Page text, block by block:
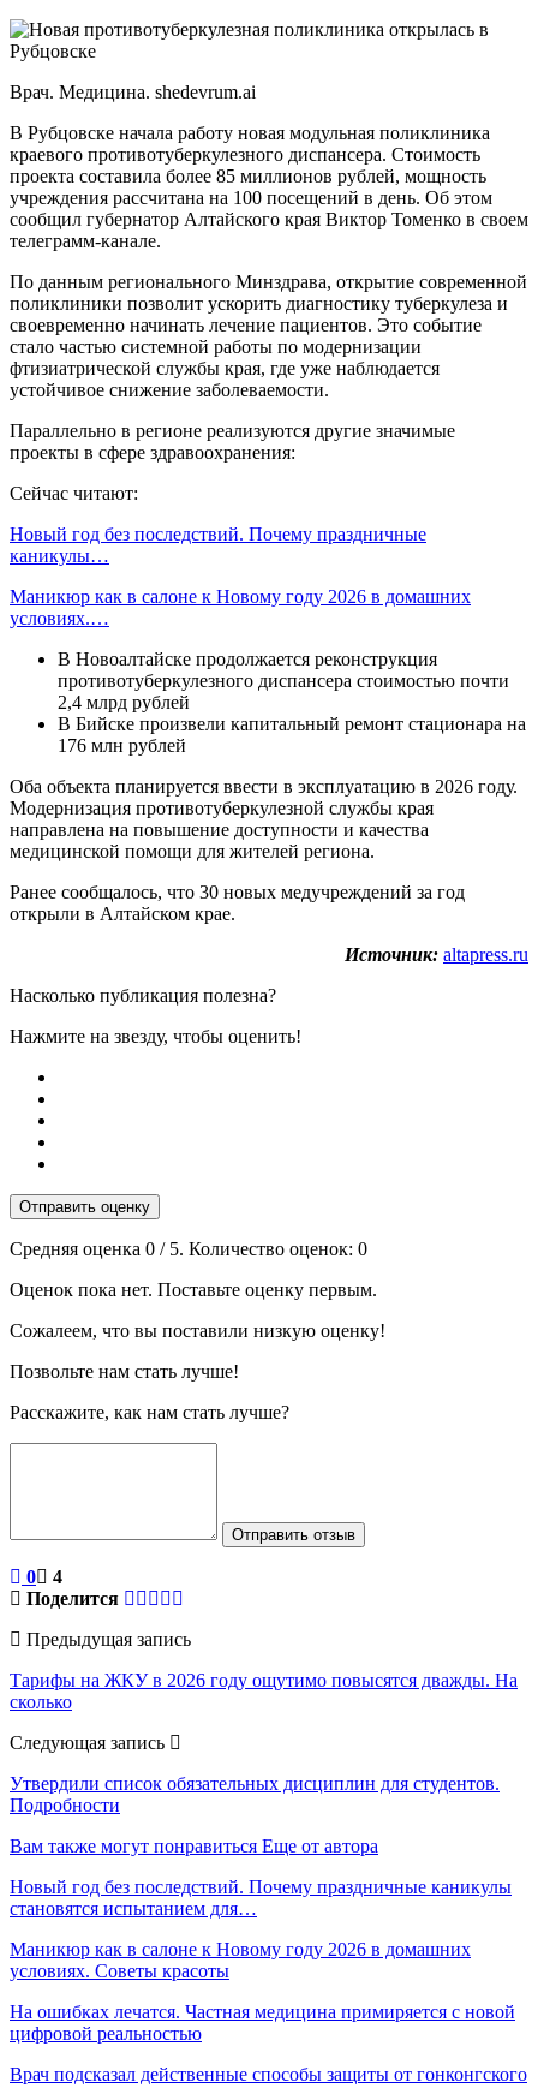
Врач. Медицина. shedevrum.ai
В Рубцовске начала работу новая модульная поликлиника
краевого противотуберкулезного диспансера. Стоимость
проекта составила более 85 миллионов рублей, мощность
учреждения рассчитана на 100 посещений в день. Об этом
сообщил губернатор Алтайского края Виктор Томенко в своем
телеграмм-канале.
По данным регионального Минздрава, открытие современной
поликлиники позволит ускорить диагностику туберкулеза и
своевременно начинать лечение пациентов. Это событие
стало частью системной работы по модернизации
фтизиатрической службы края, где уже наблюдается
устойчивое снижение заболеваемости.
Параллельно в регионе реализуются другие значимые
проекты в сфере здравоохранения:
Сейчас читают:
Новый год без последствий. Почему праздничные
каникулы…
Маникюр как в салоне к Новому году 2026 в домашних
условиях.…
В Новоалтайске продолжается реконструкция
противотуберкулезного диспансера стоимостью почти
2,4 млрд рублей
В Бийске произвели капитальный ремонт стационара на
176 млн рублей
Оба объекта планируется ввести в эксплуатацию в 2026 году.
Модернизация противотуберкулезной службы края
направлена на повышение доступности и качества
медицинской помощи для жителей региона.
Ранее сообщалось, что 30 новых медучреждений за год
открыли в Алтайском крае.
Источник: altapress.ru
Насколько публикация полезна?
Нажмите на звезду, чтобы оценить!
Отправить оценку
Средняя оценка 0 / 5. Количество оценок: 0
Оценок пока нет. Поставьте оценку первым.
Сожалеем, что вы поставили низкую оценку!
Позвольте нам стать лучше!
Расскажите, как нам стать лучше?
Отправить отзыв
0
4
Поделится
Предыдущая запись
Тарифы на ЖКУ в 2026 году ощутимо повысятся дважды. На
сколько
Следующая запись
Утвердили список обязательных дисциплин для студентов.
Подробности
Вам также могут понравиться Еще от автора
Новый год без последствий. Почему праздничные каникулы
становятся испытанием для…
Маникюр как в салоне к Новому году 2026 в домашних
условиях. Советы красоты
На ошибках лечатся. Частная медицина примиряется с новой
цифровой реальностью
Врач подсказал действенные способы защиты от гонконгского